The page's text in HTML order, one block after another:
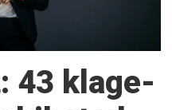
43 klage­